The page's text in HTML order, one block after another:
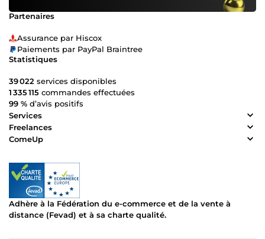
Partenaires
Assurance par Hiscox
Paiements par PayPal Braintree
Statistiques
39 022 services disponibles
1 335 115 commandes effectuées
99 % d’avis positifs
Services
Freelances
ComeUp
Adhère à la Fédération du e-commerce et de la vente à
distance (Fevad) et à sa charte qualité.